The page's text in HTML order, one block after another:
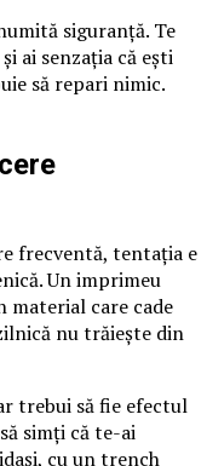
siguranță. Te
ai senzația că ești
să repari nimic.
frecventă, tentația e
Un imprimeu
material care cade
nu trăiește din
trebui să fie efectul
simți că te-ai
cu un trench